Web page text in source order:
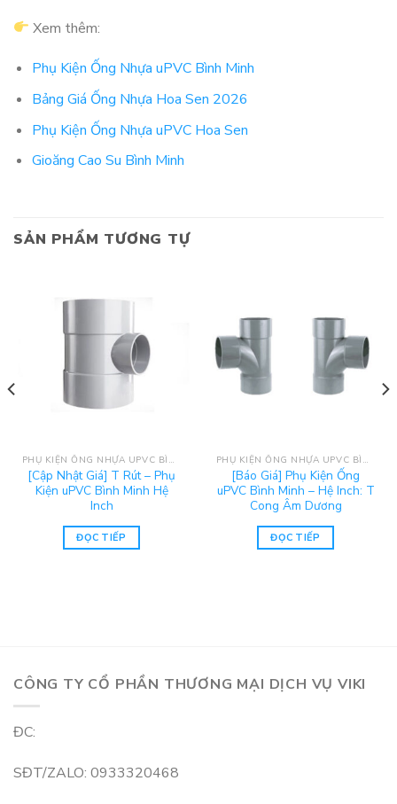
Xem thêm:
Phụ Kiện Ống Nhựa uPVC Bình Minh
Bảng Giá Ống Nhựa Hoa Sen 2026
Phụ Kiện Ống Nhựa uPVC Hoa Sen
Gioăng Cao Su Bình Minh
SẢN PHẨM TƯƠNG TỰ
PHỤ KIỆN ỐNG NHỰA UPVC BÌNH MINH
[Cập Nhật Giá] T Rút – Phụ
Kiện uPVC Bình Minh Hệ
Inch
ĐỌC TIẾP
PHỤ KIỆN ỐNG NHỰA UPVC BÌNH MINH
[Báo Giá] Phụ Kiện Ống
uPVC Bình Minh – Hệ Inch: T
Cong Âm Dương
ĐỌC TIẾP
CÔNG TY CỔ PHẦN THƯƠNG MẠI DỊCH VỤ VIKI
ĐC:
SĐT/ZALO: 0933320468